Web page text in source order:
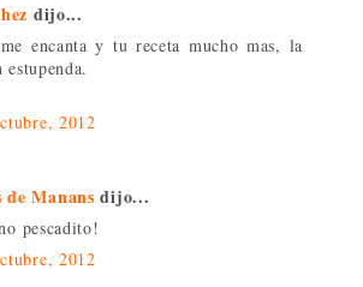
dijo...
encanta y tu receta mucho mas, la
estupenda.
2012
de Manans dijo...
pescadito!
2012